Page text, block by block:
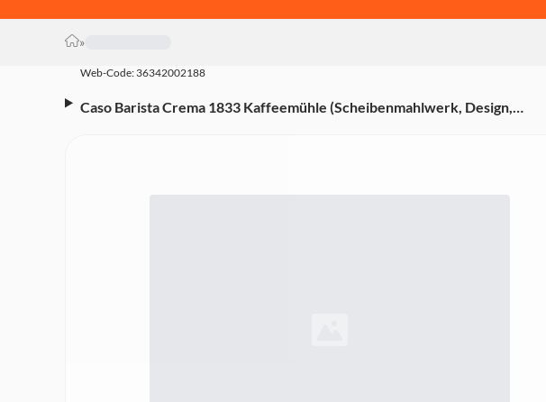
»
Web-Code: 36342002188
Caso Barista Crema 1833 Kaffeemühle (Scheibenmahlwerk, Design,